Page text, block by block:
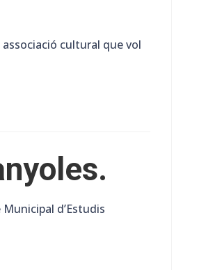
cultural que vol
d’Estudis